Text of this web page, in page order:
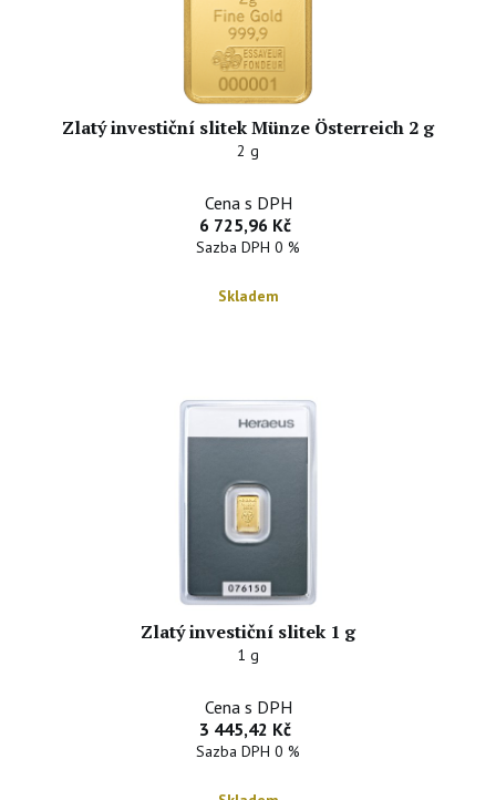
Zlatý investiční slitek Münze Österreich 2 g
2 g
Cena s DPH
6 725,96 Kč
Sazba DPH 0 %
Skladem
Zlatý investiční slitek 1 g
1 g
Cena s DPH
3 445,42 Kč
Sazba DPH 0 %